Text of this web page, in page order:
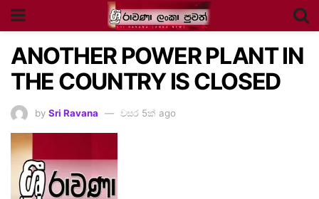
ANOTHER POWER PLANT IN
THE COUNTRY IS CLOSED
by Sri Ravana වසර 5ක් ago